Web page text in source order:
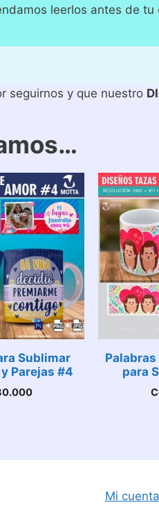
leerlos antes de tu
seguirnos y que nuestro
Sublimar
Parejas #4
para
Mi cuenta